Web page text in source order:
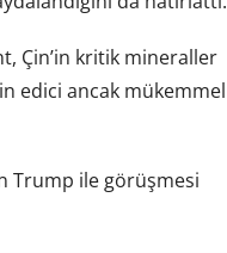
Çin’in kritik mineraller
edici ancak mükemmel
Trump ile görüşmesi